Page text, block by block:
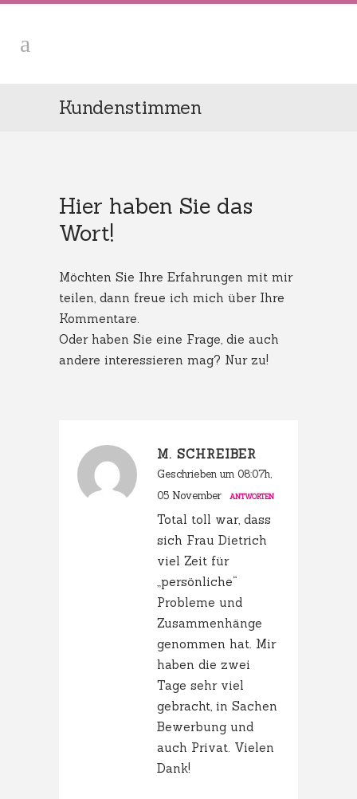
Kundenstimmen
Hier haben Sie das
Wort!
Möchten Sie Ihre Erfahrungen mit mir
teilen, dann freue ich mich über Ihre
Kommentare.
Oder haben Sie eine Frage, die auch
andere interessieren mag? Nur zu!
M. SCHREIBER
Geschrieben um 08:07h,
05 November
ANTWORTEN
Total toll war, dass
sich Frau Dietrich
viel Zeit für
„persönliche“
Probleme und
Zusammenhänge
genommen hat. Mir
haben die zwei
Tage sehr viel
gebracht, in Sachen
Bewerbung und
auch Privat. Vielen
Dank!